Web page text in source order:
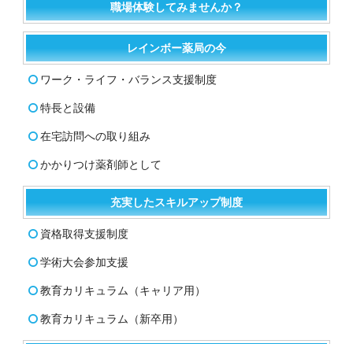
職場体験してみませんか？
レインボー薬局の今
ワーク・ライフ・バランス支援制度
特長と設備
在宅訪問への取り組み
かかりつけ薬剤師として
充実したスキルアップ制度
資格取得支援制度
学術大会参加支援
教育カリキュラム（キャリア用）
教育カリキュラム（新卒用）